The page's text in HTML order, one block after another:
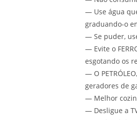
— Use água
graduando-o
— Se puder,
— Evite o
esgotando os
— O
geradores de
— Melhor
— Desligue a